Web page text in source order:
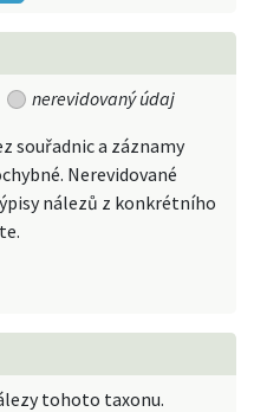
nerevidovaný údaj
souřadnic a záznamy
Nerevidované
nálezů z konkrétního
tohoto taxonu.